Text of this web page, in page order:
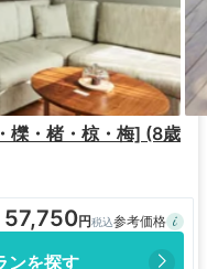
櫟・楮・椋・梅] (8歳
57,750
ンを探す